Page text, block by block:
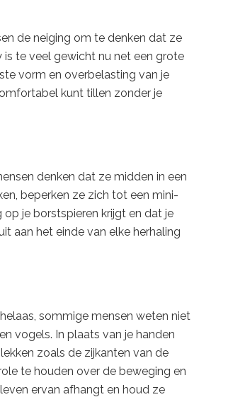
de neiging om te denken dat ze
is te veel gewicht nu net een grote
vorm en overbelasting van je
kunt tillen zonder je
denken dat ze midden in een
beperken ze zich tot een mini-
je borstspieren krijgt en dat je
aan het einde van elke herhaling
sommige mensen weten niet
vogels. In plaats van je handen
zoals de zijkanten van de
te houden over de beweging en
ervan afhangt en houd ze